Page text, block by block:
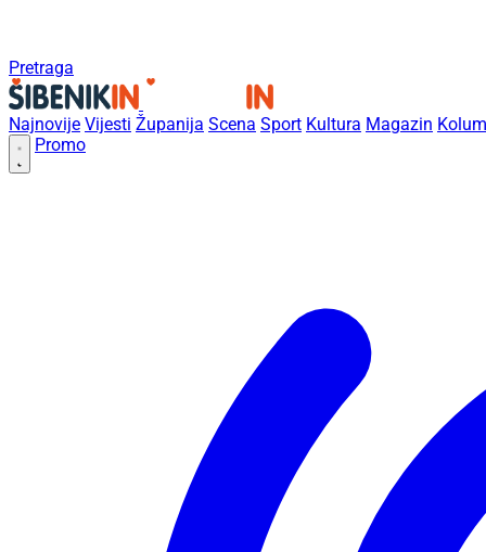
Pretraga
Najnovije Vijesti Županija Scena Sport Kultura Magazin
Promo